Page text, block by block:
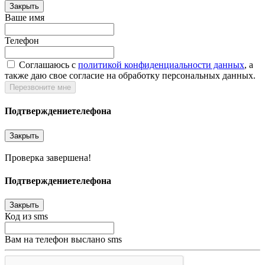
Закрыть
Ваше имя
Телефон
Соглашаюсь c политикой конфиденциальности данных, а
также даю свое согласие на обработку персональных данных.
Перезвоните мне
Подтверждениетелефона
Закрыть
Проверка завершена!
Подтверждениетелефона
Закрыть
Код из sms
Вам на телефон выслано sms